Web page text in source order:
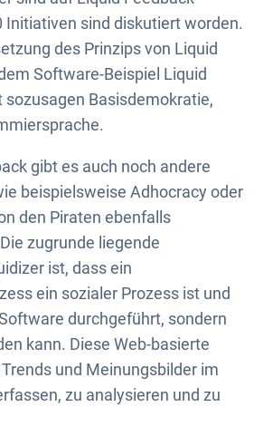
Initiativen sind diskutiert worden.
des Prinzips von Liquid
Software-Beispiel Liquid
sozusagen Basisdemokratie,
gibt es auch noch andere
beispielsweise Adhocracy oder
den Piraten ebenfalls
zugrunde liegende
ist, dass ein
ein sozialer Prozess ist und
durchgeführt, sondern
kann. Diese Web-basierte
und Meinungsbilder im
zu analysieren und zu